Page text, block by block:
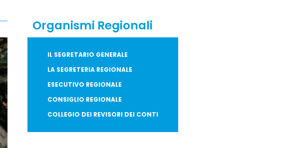
Organismi Regionali
IL SEGRETARIO GENERALE
LA SEGRETERIA REGIONALE
ESECUTIVO REGIONALE
CONSIGLIO REGIONALE
COLLEGIO DEI REVISORI DEI CONTI